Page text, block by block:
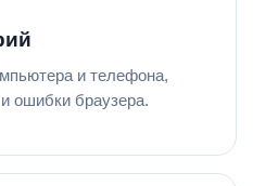
и телефона,
ошибки браузера.